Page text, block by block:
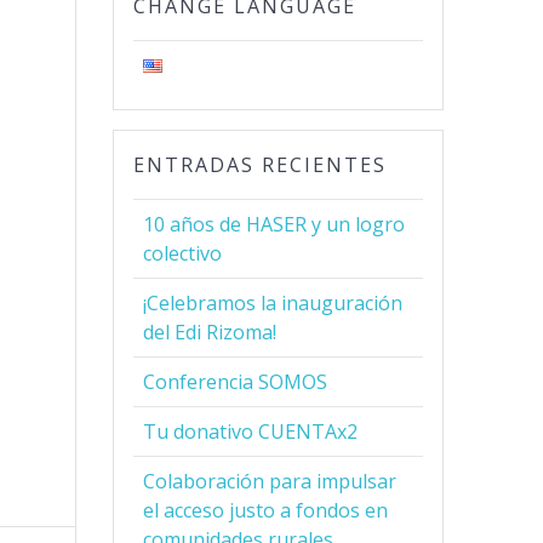
CHANGE LANGUAGE
ENTRADAS RECIENTES
10 años de HASER y un logro
colectivo
¡Celebramos la inauguración
del Edi Rizoma!
Conferencia SOMOS
Tu donativo CUENTAx2
Colaboración para impulsar
el acceso justo a fondos en